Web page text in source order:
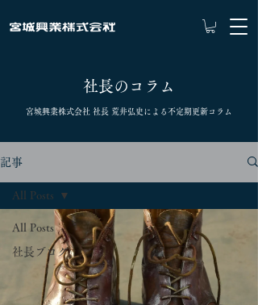
社長のコラム
宮城興業株式会社 社長 荒井弘史による不定期更新コラム
記事
All Posts
社長ブログ
All Posts